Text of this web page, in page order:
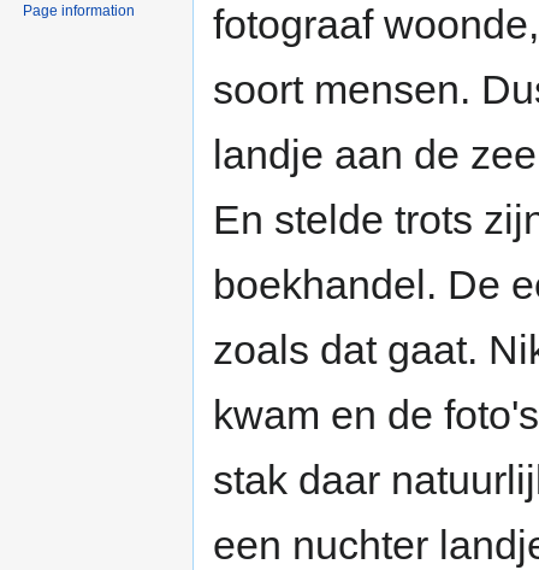
fotograaf
soort mensen.
landje aan de
En stelde trots
boekhandel. De
zoals dat gaat.
kwam en de
stak daar
een nuchter
Page information